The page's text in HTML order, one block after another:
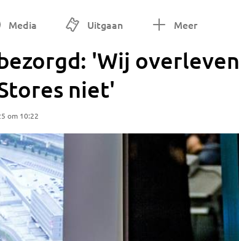
Media Uitgaan Meer
'Wij overleven
niet'
om 10:22